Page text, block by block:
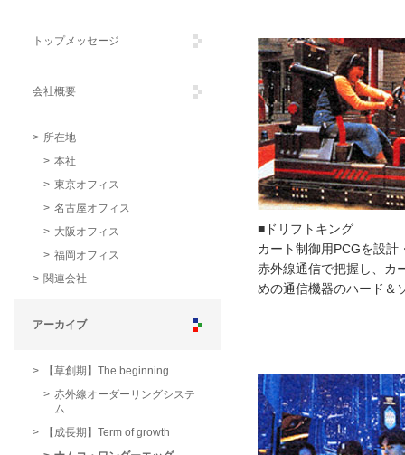
■ドリフトキング
カート制御用PCGを設計
赤外線通信で把握し、カ
めの通信機器のハード＆
トップメッセージ
会社概要
所在地
本社
東京オフィス
名古屋オフィス
大阪オフィス
福岡オフィス
関連会社
アーカイブ
【草創期】The beginning
赤外線オーダーリングシステ
ム
【成長期】Term of growth